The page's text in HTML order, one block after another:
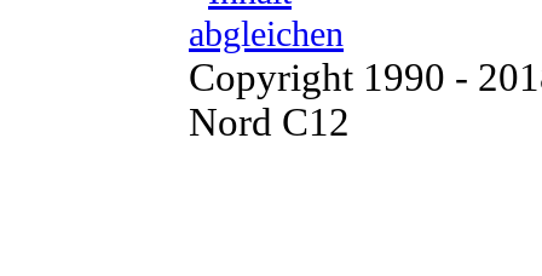
Copyright 1990 -
Nord C12